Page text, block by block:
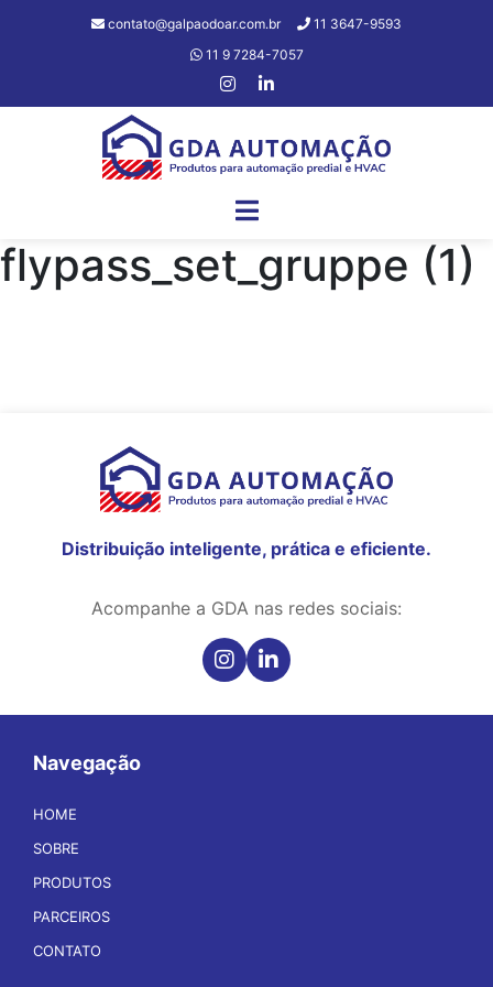
contato@galpaodoar.com.br
11 3647-9593
11 9 7284-7057
flypass_set_gruppe (1)
Distribuição inteligente, prática e eficiente.
Acompanhe a GDA nas redes sociais:
Navegação
HOME
SOBRE
PRODUTOS
PARCEIROS
CONTATO